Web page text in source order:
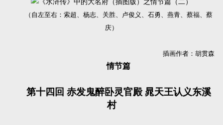
（自左至右：索超、杨志、关胜、卢俊义、石勇、燕青、蔡福、蔡
庆）
插画作者：胡贯森
情节篇
第十四回 赤发鬼醉卧灵官殿 晁天王认义东溪
村